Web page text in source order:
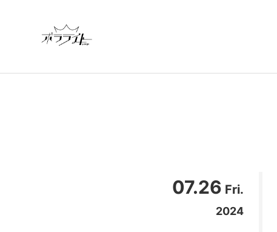
07.26 Fri.
2024